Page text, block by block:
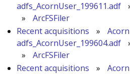
adfs_AcornUser_199611.adf
»
ArcFSFiler
Recent acquisitions
»
adfs_AcornUser_199604.adf
»
ArcFSFiler
Recent acquisitions
»